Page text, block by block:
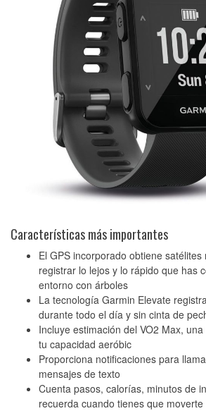
Características más importantes
El GPS incorporado obtiene
registrar lo lejos y lo rápido que has
entorno con árboles
La tecnología Garmin Elevate
durante todo el día y sin cinta de
Incluye estimación del VO2 Max,
tu capacidad aeróbic
Proporciona notificaciones para
mensajes de texto
Cuenta pasos, calorías, minutos de
recuerda cuando tienes que moverte